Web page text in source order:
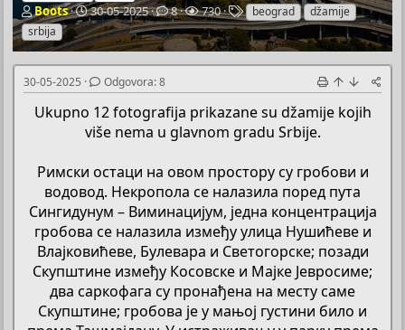
P
o
k
e
t
a
m
Boots
P
o
č
t
n
d
a
u
m
30-05-2025
O
d
g
o
r
a
8
P
r
e
e
d
730
O
z
n
e
beograd
džamije
srbija
30-05-2025 Odgovora: 8
Ukupno 12 fotografija prikazane su džamije kojih
više nema u glavnom gradu Srbije.
Римски остаци на овом простору су гробови и
водовод. Некропола се налазила поред пута
Сингидунум – Виминацијум, једна концентрација
гробова се налазила између улица Нушићеве и
Влајковићеве, Булевара и Светогорске; позади
Скупштине између Косовске и Мајке Јевросиме;
два саркофага су пронађена на месту саме
Скупштине; гробова је у мањој густини било и